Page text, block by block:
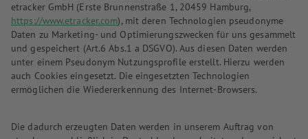
etracker GmbH (Erste Brunnenstraße 1, 20459 Hamburg,
https://www.etracker.com), mit deren Technologien pseudonyme
Daten zu Marketing- und Optimierungszwecken für uns gesammelt
und gespeichert (Art.6 Abs.1 a DSGVO). Aus diesen Daten werden
unter einem Pseudonym Nutzungsprofile erstellt. Hierzu werden
auch Cookies eingesetzt. Die eingesetzten Technologien
ermöglichen die Wiedererkennung des Internet-Browsers.
Die dadurch erzeugten Daten werden in unserem Auftrag von